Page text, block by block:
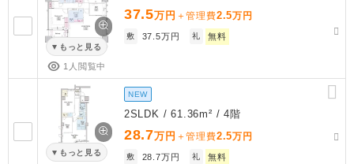
もっと見る
1人閲覧中
37.5万円 ＋管理費2.5万円
敷 37.5万円 礼 無料
もっと見る
NEW
2SLDK / 61.36m² / 4階
28.7万円 ＋管理費2.5万円
敷 28.7万円 礼 無料